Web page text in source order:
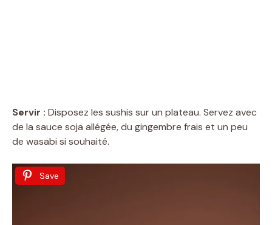
Servir : Disposez les sushis sur un plateau. Servez avec
de la sauce soja allégée, du gingembre frais et un peu
de wasabi si souhaité.
Save